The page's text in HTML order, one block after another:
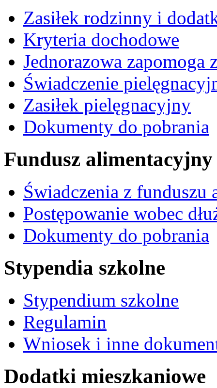
Zasiłek rodzinny i
Kryteria dochodowe
Jednorazowa zapomoga
Świadczenie
Zasiłek pielęgnacyjny
Dokumenty do pobrania
Fundusz alimentacyjny
Świadczenia z funduszu
Postępowanie wobec
Dokumenty do pobrania
Stypendia szkolne
Stypendium szkolne
Regulamin
Wniosek i inne
Dodatki mieszkaniowe